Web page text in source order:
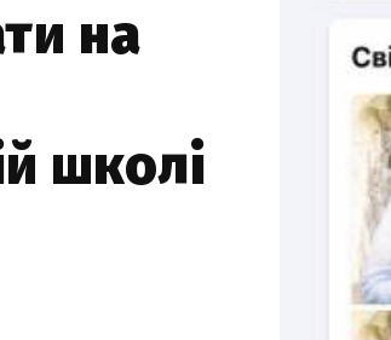
на
школі